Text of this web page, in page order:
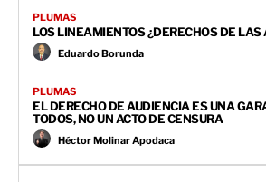
PLUMAS
LOS LINEAMIENTOS ¿DERECHOS DE LAS
Eduardo Borunda
PLUMAS
EL DERECHO DE AUDIENCIA ES UNA
TODOS, NO UN ACTO DE CENSURA
Héctor Molinar Apodaca